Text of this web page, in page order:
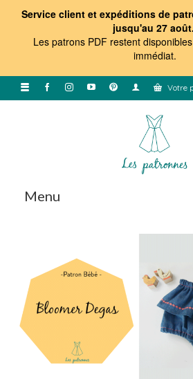
Service client et expéditions de
jusqu'au 27 août.
Les patrons PDF restent
immédiat.
Votre
Menu